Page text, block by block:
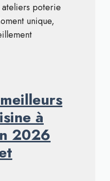
ateliers poterie
unique,
à
2026